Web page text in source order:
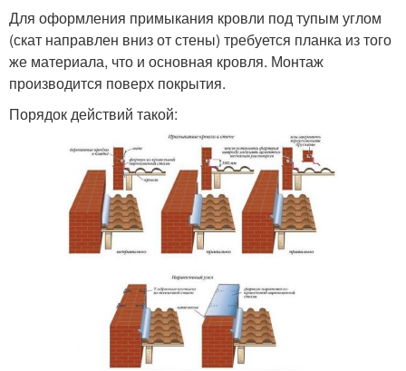
Для оформления примыкания кровли под тупым углом
(скат направлен вниз от стены) требуется планка из того
же материала, что и основная кровля. Монтаж
производится поверх покрытия.
Порядок действий такой: